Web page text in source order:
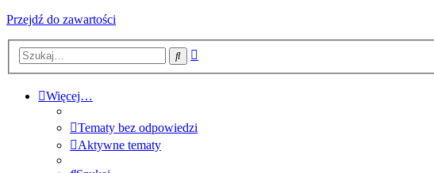
Przejdź do zawartości
Szukaj
Więcej…
Tematy bez odpowiedzi
Aktywne tematy